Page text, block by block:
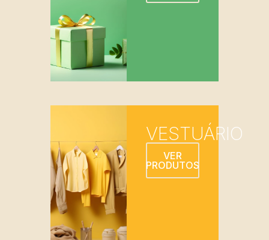
VESTUÁRIO
VER
PRODUTOS